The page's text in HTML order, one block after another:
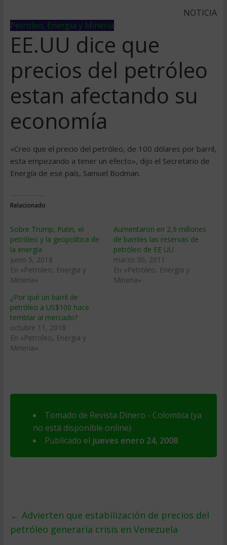
NOTICIA
Petroleo, Energia y Mineria
EE.UU dice que
precios del petróleo
estan afectando su
economí­a
«Creo que el precio del petróleo, de 100 dólares por barril,
esta empezando a tener un efecto», dijo el Secretario de
Energí­a de ese paí­s, Samuel Bodman.
Relacionado
Sobre Trump, Putin, el
petróleo y la geopolítica de
la energía
junio 5, 2018
En «Petroleo, Energia y
Mineria»
Aumentaron en 2,9 millones
de barriles las reservas de
petróleo de EE UU
marzo 30, 2011
En «Petroleo, Energia y
Mineria»
¿Por qué un barril de
petróleo a US$100 hace
temblar al mercado?
octubre 11, 2018
En «Petroleo, Energia y
Mineria»
Tomado de Revista Dinero - Colombia (ya
no está disponible online)
Publicado el jueves enero 24, 2008
← Advierten que estabilización de precios del
petróleo generarí­a crisis en Venezuela